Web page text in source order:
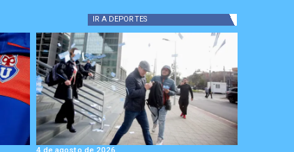
IR A DEPORTES
4 de agosto de 2026